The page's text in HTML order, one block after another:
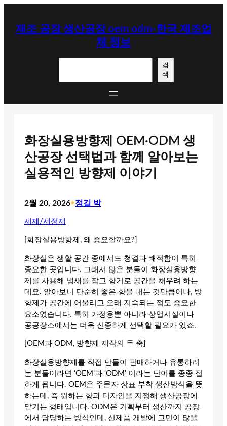
제조 공장 생산공장 oem odm-한국 제조업
체 정보
검
색
화장실용방향제 OEM·ODM 생
산공장 선택법과 함께 알아보는
실용적인 방향제 이야기
2월 20, 2026•정길 박
세제/세정제
[화장실용방향제, 왜 중요할까요?]
화장실은 생활 공간 중에서도 청결과 쾌적함이 특히
중요한 곳입니다. 그래서 많은 분들이 화장실용방향
제를 사용해 냄새를 잡고 향기로 공간을 채우려 하는
데요. 알아보니 단순히 좋은 향을 내는 것만큼이나, 방
향제가 공간에 어울리고 오래 지속되는 점도 중요한
요소였습니다. 특히 가정용뿐 아니라 상업시설이나
공공장소에서는 더욱 신중하게 선택할 필요가 있죠.
[OEM과 ODM, 방향제 제작의 두 축]
화장실용방향제를 직접 만들어 판매하거나 유통하려
는 분들이라면 ‘OEM’과 ‘ODM’ 이라는 단어를 종종 접
하게 됩니다. OEM은 주문자 상표 부착 생산방식을 뜻
하는데, 즉 원하는 향과 디자인을 지정해 생산공장에
맡기는 형태입니다. ODM은 기획부터 생산까지 공장
에서 담당하는 방식인데, 신제품 개발에 고민이 많을